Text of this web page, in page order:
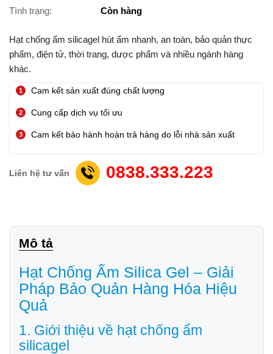
Tình trạng: Còn hàng
Hạt chống ẩm silicagel hút ẩm nhanh, an toàn, bảo quản thực
phẩm, điện tử, thời trang, dược phẩm và nhiều ngành hàng
khác.
Cam kết sản xuất đúng chất lượng
Cung cấp dịch vụ tối ưu
Cam kết bảo hành hoàn trả hàng do lỗi nhà sản xuất
Liên hệ tư vấn 0838.333.223
Mô tả
Hạt Chống Ẩm Silica Gel – Giải
Pháp Bảo Quản Hàng Hóa Hiệu
Quả
1. Giới thiệu về hạt chống ẩm
silicagel